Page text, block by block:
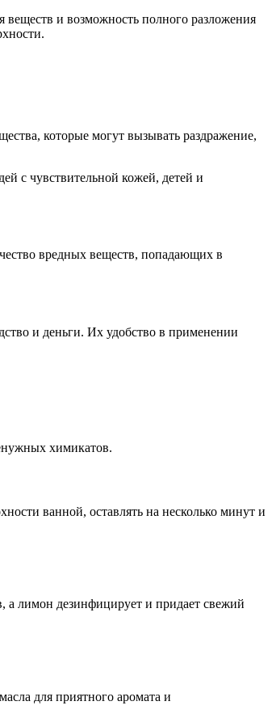
веществ и возможность полного разложения
которые могут вызывать раздражение,
с чувствительной кожей, детей и
вредных веществ, попадающих в
и деньги. Их удобство в применении
химикатов.
ванной, оставлять на несколько минут и
а лимон дезинфицирует и придает свежий
для приятного аромата и